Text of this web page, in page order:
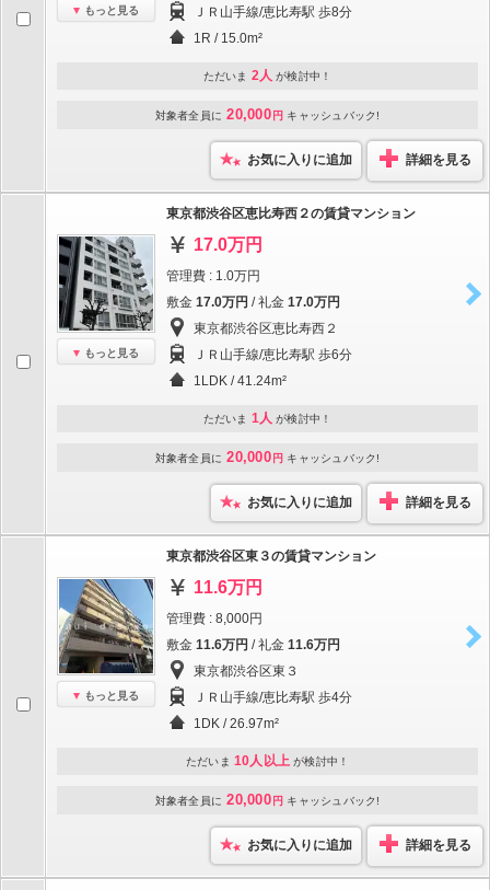
もっと見る
ＪＲ山手線/恵比寿駅 歩8分
1R / 15.0m²
ただいま 2人 が検討中！
対象者全員に 20,000 円 キャッシュバック!
お気に入りに追加 詳細を見る
もっと見る
東京都渋谷区恵比寿西２の賃貸マンション
17.0万円
管理費 : 1.0万円
敷金 17.0万円 / 礼金 17.0万円
東京都渋谷区恵比寿西２
ＪＲ山手線/恵比寿駅 歩6分
1LDK / 41.24m²
ただいま 1人 が検討中！
対象者全員に 20,000 円 キャッシュバック!
お気に入りに追加 詳細を見る
もっと見る
東京都渋谷区東３の賃貸マンション
11.6万円
管理費 : 8,000円
敷金 11.6万円 / 礼金 11.6万円
東京都渋谷区東３
ＪＲ山手線/恵比寿駅 歩4分
1DK / 26.97m²
ただいま 10人以上 が検討中！
対象者全員に 20,000 円 キャッシュバック!
お気に入りに追加 詳細を見る